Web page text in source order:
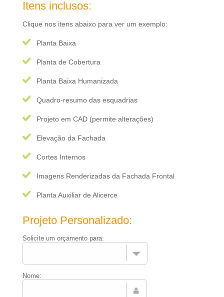
Itens inclusos:
Clique nos itens abaixo para ver um exemplo:
Planta Baixa
Planta de Cobertura
Planta Baixa Humanizada
Quadro-resumo das esquadrias
Projeto em CAD (permite alterações)
Elevação da Fachada
Cortes Internos
Imagens Renderizadas da Fachada Frontal
Planta Auxiliar de Alicerce
Projeto Personalizado:
Solicite um orçamento para:
Nome: